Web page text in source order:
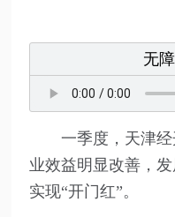
无
一季度，天津
业效益明显改善，
实现“开门红”。